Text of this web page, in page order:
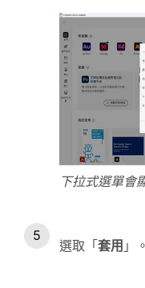
下拉式選單會
選取「 套用 」。